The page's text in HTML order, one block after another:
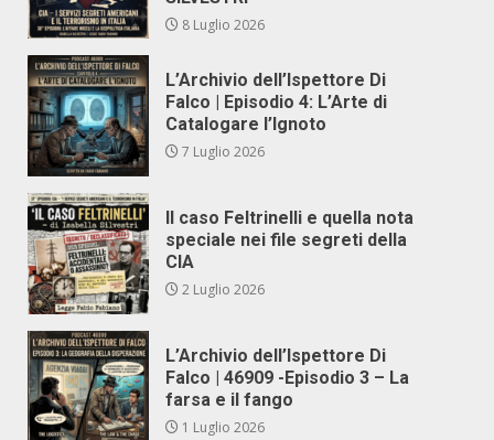
8 Luglio 2026
L’Archivio dell’Ispettore Di
Falco | Episodio 4: L’Arte di
Catalogare l’Ignoto
7 Luglio 2026
Il caso Feltrinelli e quella nota
speciale nei file segreti della
CIA
2 Luglio 2026
L’Archivio dell’Ispettore Di
Falco | 46909 -Episodio 3 – La
farsa e il fango
1 Luglio 2026